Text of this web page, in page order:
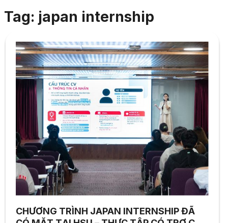
Tag: japan internship
CHƯƠNG TRÌNH JAPAN INTERNSHIP ĐÃ